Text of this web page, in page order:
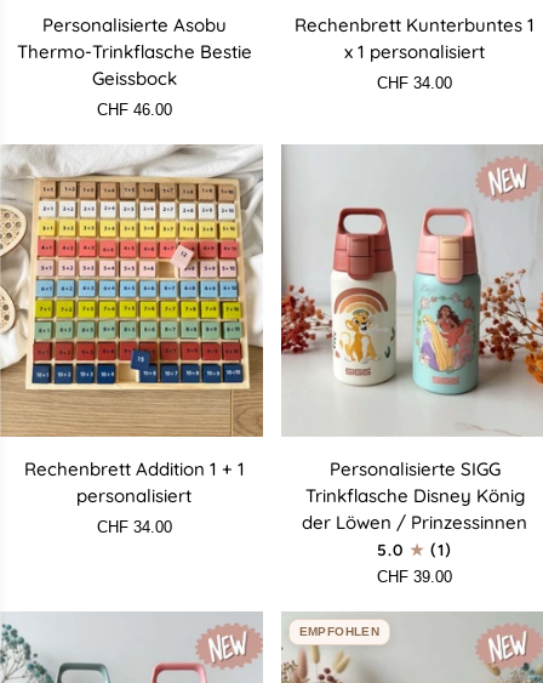
Personalisierte
Asobu
Geissbock
Personalisierte Asobu
Thermo-Trinkflasche Bestie
Geissbock
CHF 46.00
Rechenbrett
Kunterbuntes
personalisiert
Rechenbrett Kunterbuntes 1
x 1 personalisiert
CHF 34.00
Rechenbrett
Rechenbrett Addition 1 + 1
personalisiert
CHF 34.00
Personalisierte
SIGG
Trinkflasche
Löwen
/
Prinzessinnen
Personalisierte SIGG
Trinkflasche Disney König
der Löwen / Prinzessinnen
5.0
(1)
CHF 39.00
EMPFOHLEN